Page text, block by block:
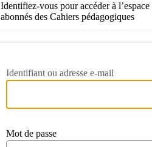
Identifiez-vous pour accéder à l’espace
abonnés des Cahiers pédagogiques
Identifiant ou adresse e-mail
Mot de passe